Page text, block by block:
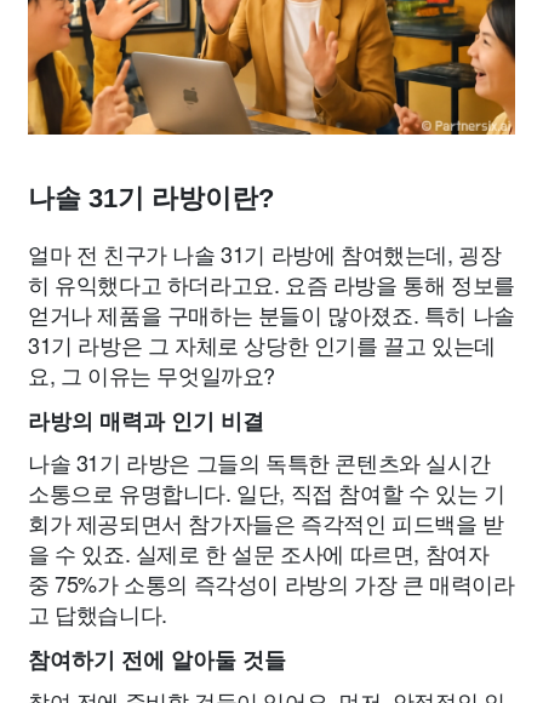
나솔 31기 라방이란?
얼마 전 친구가 나솔 31기 라방에 참여했는데, 굉장
히 유익했다고 하더라고요. 요즘 라방을 통해 정보를
얻거나 제품을 구매하는 분들이 많아졌죠. 특히 나솔
31기 라방은 그 자체로 상당한 인기를 끌고 있는데
요, 그 이유는 무엇일까요?
라방의 매력과 인기 비결
나솔 31기 라방은 그들의 독특한 콘텐츠와 실시간
소통으로 유명합니다. 일단, 직접 참여할 수 있는 기
회가 제공되면서 참가자들은 즉각적인 피드백을 받
을 수 있죠. 실제로 한 설문 조사에 따르면, 참여자
중 75%가 소통의 즉각성이 라방의 가장 큰 매력이라
고 답했습니다.
참여하기 전에 알아둘 것들